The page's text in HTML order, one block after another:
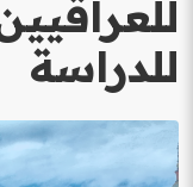
للدراسة